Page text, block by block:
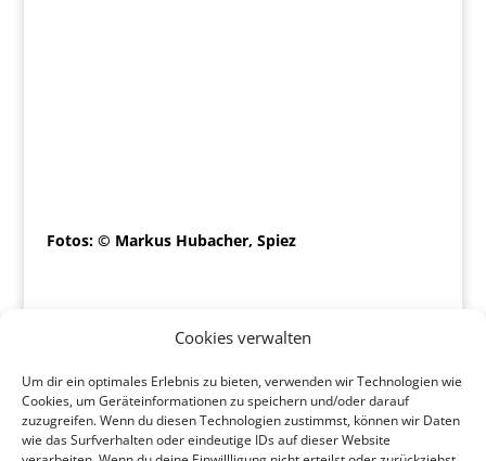
Cookies verwalten
Um dir ein optimales Erlebnis zu bieten, verwenden wir Technologien wie
Cookies, um Geräteinformationen zu speichern und/oder darauf
zuzugreifen. Wenn du diesen Technologien zustimmst, können wir Daten
wie das Surfverhalten oder eindeutige IDs auf dieser Website
Fotos: © Markus Hubacher, Spiez